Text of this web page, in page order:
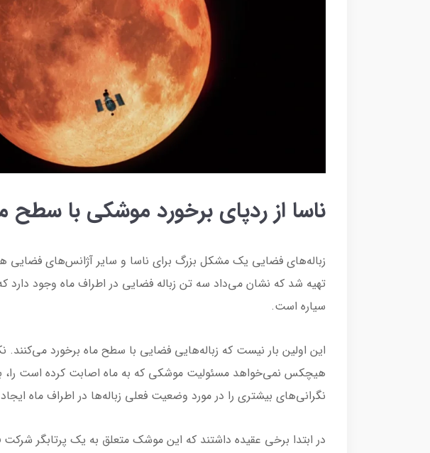
ناسا از ردپای برخورد موشکی با
زباله‌های فضایی یک مشکل بزرگ برای ناسا و سایر آژانس‌های فضایی
تهیه شد که نشان می‌داد سه تن زباله فضایی در اطراف ماه وجود دارد
سیاره است.
این اولین بار نیست که زباله‌هایی فضایی با سطح ماه برخورد می‌کنند.
هیچکس نمی‌خواهد مسئولیت موشکی که به ماه اصابت کرده است را،
نگرانی‌های بیشتری را در مورد وضعیت فعلی زباله‌ها در اطراف ماه
در ابتدا برخی عقیده داشتند که این موشک متعلق به یک پرتابگر